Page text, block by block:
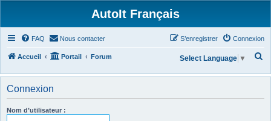
AutoIt Français
FAQ Nous contacter Connexion
S’enregistrer
Accueil Portail Forum
h
Select Language ▼
Connexion
Nom d’utilisateur :